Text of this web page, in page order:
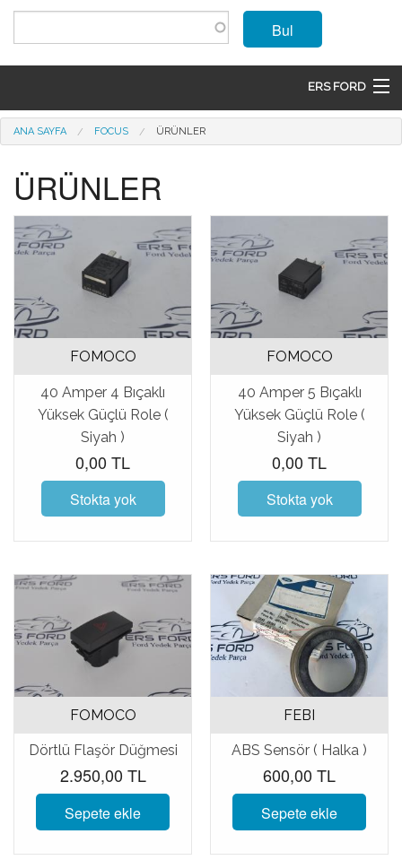
Ana içeriğe atla
Bul
ERS FORD
ANASAYFA
MODELLER
ÜRÜNLER
ÜYE OL
SEPET
Buradasınız
ANA SAYFA FOCUS ÜRÜNLER
ÜRÜNLER
FOMOCO
40 Amper 4 Bıçaklı
Yüksek Güçlü Role (
Siyah )
0,00 TL
Stokta yok
FOMOCO
40 Amper 5 Bıçaklı
Yüksek Güçlü Role (
Siyah )
0,00 TL
Stokta yok
FOMOCO
Dörtlü Flaşör Düğmesi
2.950,00 TL
Sepete ekle
FEBI
ABS Sensör ( Halka )
600,00 TL
Sepete ekle